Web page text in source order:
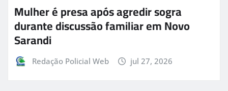
Mulher é presa após agredir sogra
durante discussão familiar em Novo
Sarandi
Redação Policial Web jul 27, 2026